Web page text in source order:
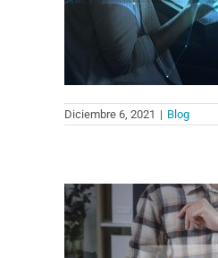
Diciembre 6, 2021 | Blog